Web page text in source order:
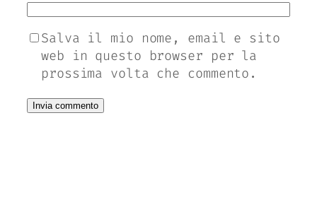
Salva il mio nome, email e sito
web in questo browser per la
prossima volta che commento.